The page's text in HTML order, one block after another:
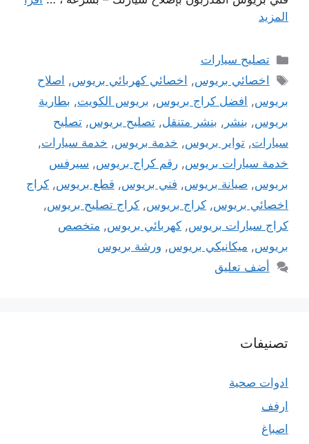
المزيد
التصنيفات
تصليح سيارات
الوسوم
اخصائي بريوس, اخصائي كهربائي بريوس, اصلاح
بريوس, افضل كراج بريوس, بريوس الكويت, بطارية
بريوس, بنشر , بنشر متنقل, تصليح بريوس, تصليح
سيارات, تواير بريوس, خدمة بريوس, خدمة سيارات,
خدمة سيارات بريوس, رقم كراج بريوس, سيرفس
بريوس, صيانة بريوس, فني بريوس, قطع بريوس, كراج
اخصائي بريوس, كراج بريوس, كراج تصليح بريوس,
كراج سيارات بريوس, كهربائي بريوس, متخصص
بريوس, ميكانيكي بريوس, ورشة بريوس
أضف تعليق
تصنيفات
ادوات صحية
ارفف
اصباغ